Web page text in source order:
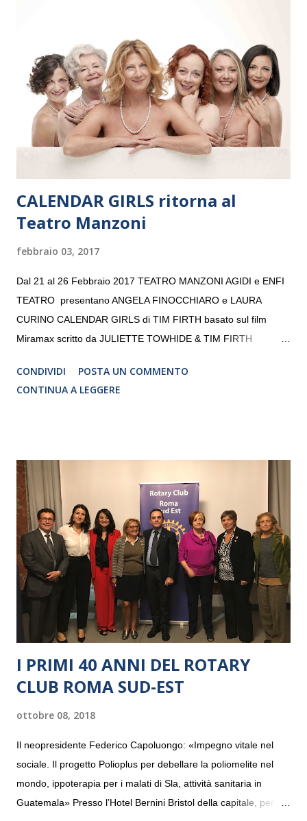
“Settembre dell’Accademia” dove si esibirà per il secondo anno
consecutivo. Il pubblico milanese avrà il piacere di applaudire i
giovani artisti della Baltic Sea Youth Philharmonic per la quarta
volta. L’orchestra, fondata nel 2008 da Kristjan Järvi (affiancato
da un prestigioso consiglio di consulent...
CALENDAR GIRLS ritorna al
Teatro Manzoni
febbraio 03, 2017
Dal 21 al 26 Febbraio 2017 TEATRO MANZONI AGIDI e ENFI
TEATRO presentano ANGELA FINOCCHIARO e LAURA
CURINO CALENDAR GIRLS di TIM FIRTH basato sul film
Miramax scritto da JULIETTE TOWHIDE & TIM FIRTH
CRISTINA PEZZOLI
CONDIVIDI
POSTA UN COMMENTO
CONTINUA A LEGGERE
I PRIMI 40 ANNI DEL ROTARY
CLUB ROMA SUD-EST
ottobre 08, 2018
Il neopresidente Federico Capoluongo: «Impegno vitale nel
sociale. Il progetto Polioplus per debellare la poliomelite nel
mondo, ippoterapia per i malati di Sla, attività sanitaria in
Guatemala» Presso l’Hotel Bernini Bristol della capitale, per la